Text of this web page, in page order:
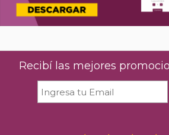
Recibí las mejores